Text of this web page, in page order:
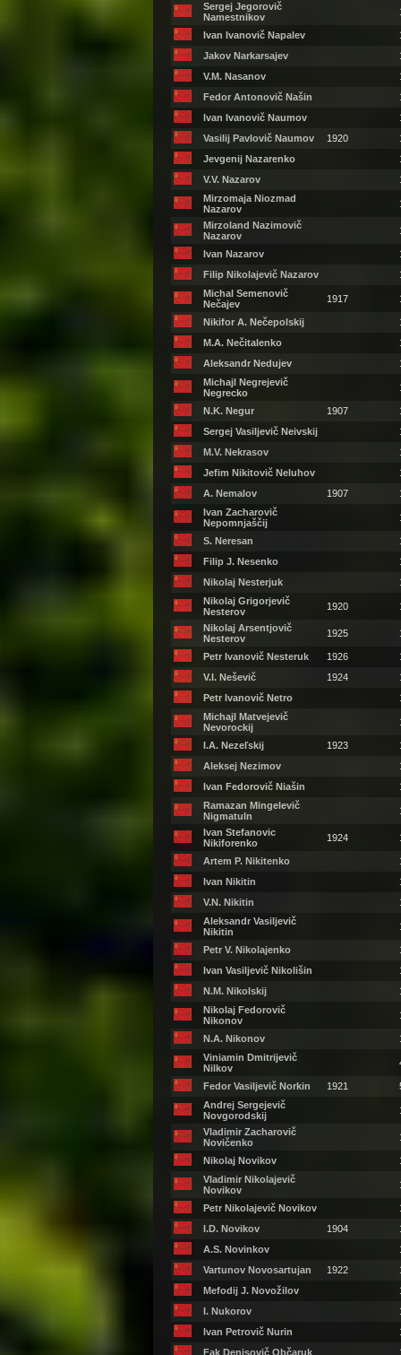
Sergej Jegorovič
Namestnikov
Ivan Ivanovič Napalev
Jakov Narkarsajev
V.M. Nasanov
Fedor Antonovič Našin
Ivan Ivanovič Naumov
Vasilij Pavlovič Naumov
1920
Jevgenij Nazarenko
V.V. Nazarov
Mirzomaja Niozmad
Nazarov
Mirzoland Nazimovič
Nazarov
Ivan Nazarov
Filip Nikolajevič Nazarov
Michal Semenovič
Nečajev
1917
Nikifor A. Nečepolskij
M.A. Nečitalenko
Aleksandr Nedujev
Michajl Negrejevič
Negrecko
N.K. Negur 1907
Sergej Vasiljevič Neivskij
M.V. Nekrasov
Jefim Nikitovič Neluhov
A. Nemalov
1907
Ivan Zacharovič
Nepomnjaščij
S. Neresan
Filip J. Nesenko
Nikolaj Nesterjuk
Nikolaj Grigorjevič
Nesterov
1920
Nikolaj Arsentjovič
Nesterov
1925
Petr Ivanovič Nesteruk 1926
V.I. Neševič
1924
Petr Ivanovič Netro
Michajl Matvejevič
Nevorockij
I.A. Nezeľskij 1923
Aleksej Nezimov
Ivan Fedorovič Niašin
Ramazan Mingelevič
Nigmatuln
Ivan Stefanovic
Nikiforenko
1924
Artem P. Nikitenko
Ivan Nikitin
V.N. Nikitin
Aleksandr Vasiljevič
Nikitin
Petr V. Nikolajenko
Ivan Vasiljevič Nikolišin
N.M. Nikolskij
Nikolaj Fedorovič
Nikonov
N.A. Nikonov
Viniamin Dmitrijevič
Nilkov
Fedor Vasiljevič Norkin 1921
Andrej Sergejevič
Novgorodskij
Vladimir Zacharovič
Novičenko
Nikolaj Novikov
Vladimir Nikolajevič
Novikov
Petr Nikolajevič Novikov
I.D. Novikov
1904
A.S. Novinkov
Vartunov Novosartujan
1922
Mefodij J. Novožilov
I. Nukorov
Ivan Petrovič Nurin
Fak Denisovič Občaruk